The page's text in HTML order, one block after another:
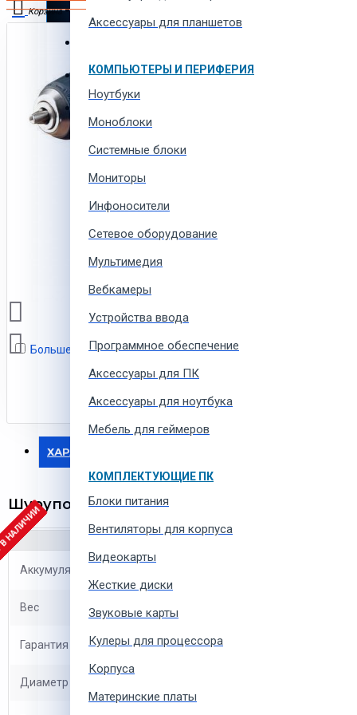
Больше не показывать это сообщение
Спорт товары, отдых и кемпинг
Корзина
В корзине пусто!
Аксессуары для планшетов
КОМПЬЮТЕРЫ И ПЕРИФЕРИЯ
Ноутбуки
Моноблоки
Системные блоки
Мониторы
Инфоносители
Сетевое оборудование
Мультимедия
Вебкамеры
Устройства ввода
Программное обеспечение
Аксессуары для ПК
Аксессуары для ноутбука
Мебель для геймеров
КОМПЛЕКТУЮЩИЕ ПК
Блоки питания
Вентиляторы для корпуса
Видеокарты
Жесткие диски
Звуковые карты
Кулеры для процессора
Корпуса
Материнские платы
ХАРАКТЕРИСТИКИ
Шуруповерт аккумуляторный Bosch GSB 120
Aккумуляторов в комплекте
Вес
Гарантия 12 мес.
Диаметр патрона